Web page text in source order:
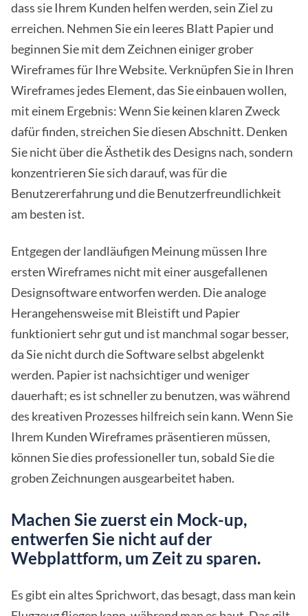
dass sie Ihrem Kunden helfen werden, sein Ziel zu
erreichen. Nehmen Sie ein leeres Blatt Papier und
beginnen Sie mit dem Zeichnen einiger grober
Wireframes für Ihre Website. Verknüpfen Sie in Ihren
Wireframes jedes Element, das Sie einbauen wollen,
mit einem Ergebnis: Wenn Sie keinen klaren Zweck
dafür finden, streichen Sie diesen Abschnitt. Denken
Sie nicht über die Ästhetik des Designs nach, sondern
konzentrieren Sie sich darauf, was für die
Benutzererfahrung und die Benutzerfreundlichkeit
am besten ist.
Entgegen der landläufigen Meinung müssen Ihre
ersten Wireframes nicht mit einer ausgefallenen
Designsoftware entworfen werden. Die analoge
Herangehensweise mit Bleistift und Papier
funktioniert sehr gut und ist manchmal sogar besser,
da Sie nicht durch die Software selbst abgelenkt
werden. Papier ist nachsichtiger und weniger
dauerhaft; es ist schneller zu benutzen, was während
des kreativen Prozesses hilfreich sein kann. Wenn Sie
Ihrem Kunden Wireframes präsentieren müssen,
können Sie dies professioneller tun, sobald Sie die
groben Zeichnungen ausgearbeitet haben.
Machen Sie zuerst ein Mock-up,
entwerfen Sie nicht auf der
Webplattform, um Zeit zu sparen.
Es gibt ein altes Sprichwort, das besagt, dass man kein